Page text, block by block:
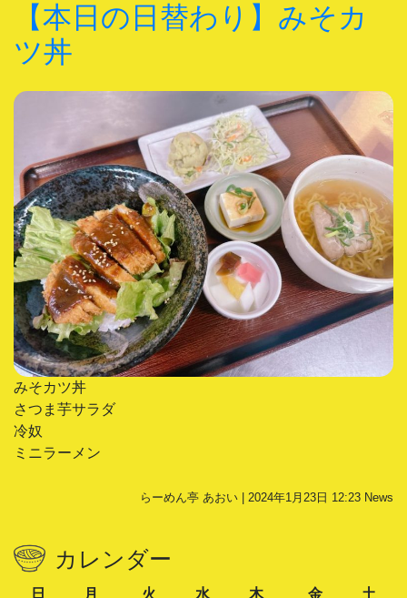
【本日の日替わり】みそカ
ツ丼
みそカツ丼
さつま芋サラダ
冷奴
ミニラーメン
らーめん亭 あおい | 2024年1月23日 12:23 News
カレンダー
日 月 火 水 木 金
土